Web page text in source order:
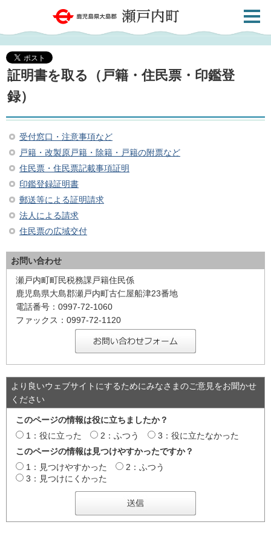
鹿児島県大島郡 瀬戸内町
共通メ
証明書を取る（戸籍・住民票・印鑑登
録）
受付窓口・注意事項など
戸籍・改製原戸籍・除籍・戸籍の附票など
住民票・住民票記載事項証明
印鑑登録証明書
郵送等による証明請求
法人による請求
住民票の広域交付
お問い合わせ
瀬戸内町町民税務課戸籍住民係
鹿児島県大島郡瀬戸内町古仁屋船津23番地
電話番号：0997-72-1060
ファックス：0997-72-1120
より良いウェブサイトにするためにみなさまのご意見をお聞かせ
ください
このページの情報は役に立ちましたか？
1：役に立った
2：ふつう
3：役に立たなかった
このページの情報は見つけやすかったですか？
1：見つけやすかった
2：ふつう
3：見つけにくかった